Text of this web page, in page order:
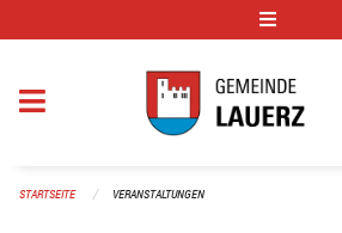
STARTSEITE VERANSTALTUNGEN